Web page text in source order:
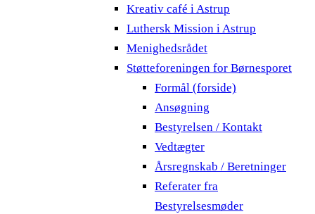
Kreativ café i Astrup
Luthersk Mission i Astrup
Menighedsrådet
Støtteforeningen for Børnesporet
Formål (forside)
Ansøgning
Bestyrelsen / Kontakt
Vedtægter
Årsregnskab / Beretninger
Referater fra
Bestyrelsesmøder